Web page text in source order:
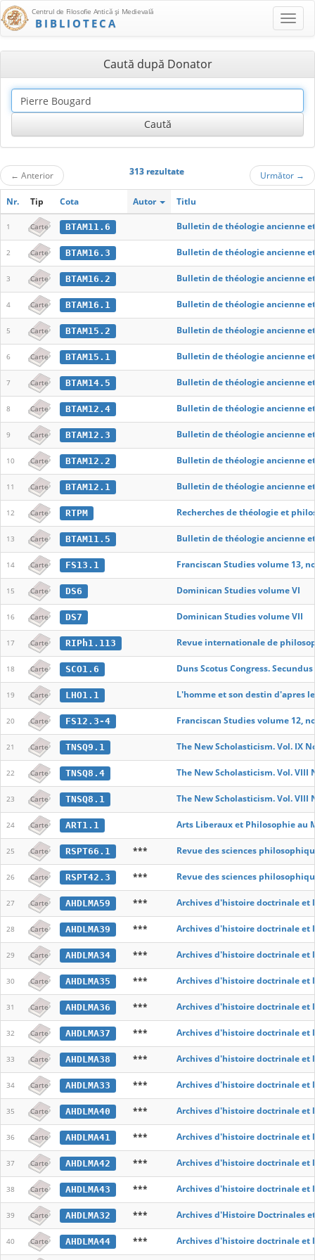
Centrul de Filosofie Antică şi Medievală
BIBLIOTECA
Caută după Donator
← Anterior 313 rezultate Următor →
Nr. Tip Cota Autor Titlu
1 Carte BTAM11.6 Bulletin de théologie ancienne
2 Carte BTAM16.3 Bulletin de théologie ancienne
3 Carte BTAM16.2 Bulletin de théologie ancienne
4 Carte BTAM16.1 Bulletin de théologie ancienne
5 Carte BTAM15.2 Bulletin de théologie ancienne
6 Carte BTAM15.1 Bulletin de théologie ancienne
7 Carte BTAM14.5 Bulletin de théologie ancienne
8 Carte BTAM12.4 Bulletin de théologie ancienne
9 Carte BTAM12.3 Bulletin de théologie ancienne
10 Carte BTAM12.2 Bulletin de théologie ancienne
11 Carte BTAM12.1 Bulletin de théologie ancienne
12 Carte RTPM Recherches de théologie et
13 Carte BTAM11.5 Bulletin de théologie ancienne
14 Carte FS13.1 Franciscan Studies volume 13,
15 Carte DS6 Dominican Studies volume VI
16 Carte DS7 Dominican Studies volume VII
17 Carte RIPh1.113 Revue internationale de
18 Carte SCO1.6 Duns Scotus Congress.
19 Carte LHO1.1 L'homme et son destin d'apres
20 Carte FS12.3-4 Franciscan Studies volume 12,
21 Carte TNSQ9.1 The New Scholasticism. Vol. IX
22 Carte TNSQ8.4 The New Scholasticism. Vol. VIII
23 Carte TNSQ8.1 The New Scholasticism. Vol. VIII
24 Carte ART1.1 Arts Liberaux et Philosophie au
25 Carte RSPT66.1 *** Revue des sciences
26 Carte RSPT42.3 *** Revue des sciences
27 Carte AHDLMA59 *** Archives d'histoire doctrinale et
28 Carte AHDLMA39 *** Archives d'histoire doctrinale et
29 Carte AHDLMA34 *** Archives d'histoire doctrinale et
30 Carte AHDLMA35 *** Archives d'histoire doctrinale et
31 Carte AHDLMA36 *** Archives d'histoire doctrinale et
32 Carte AHDLMA37 *** Archives d'histoire doctrinale et
33 Carte AHDLMA38 *** Archives d'histoire doctrinale et
34 Carte AHDLMA33 *** Archives d'histoire doctrinale et
35 Carte AHDLMA40 *** Archives d'histoire doctrinale et
36 Carte AHDLMA41 *** Archives d'histoire doctrinale et
37 Carte AHDLMA42 *** Archives d'histoire doctrinale et
38 Carte AHDLMA43 *** Archives d'histoire doctrinale et
39 Carte AHDLMA32 *** Archives d'Histoire Doctrinales
40 Carte AHDLMA44 *** Archives d'histoire doctrinale et